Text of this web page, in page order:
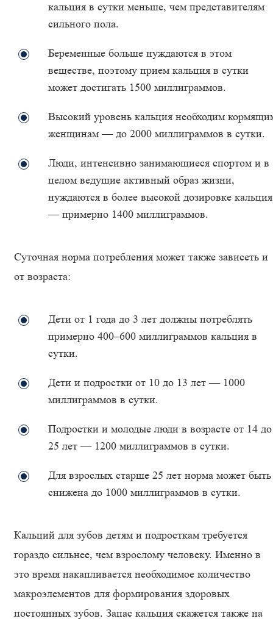
кальция в сутки меньше, чем представителям
сильного пола.
Беременные больше нуждаются в этом
веществе, поэтому прием кальция в сутки
может достигать 1500 миллиграммов.
Высокий уровень кальция необходим
женщинам — до 2000 миллиграммов в сутки.
Люди, интенсивно занимающиеся спортом и в
целом ведущие активный образ жизни,
нуждаются в более высокой дозировке кальция
— примерно 1400 миллиграммов.
Суточная норма потребления может также зависеть и
от возраста:
Дети от 1 года до 3 лет должны потреблять
примерно 400–600 миллиграммов кальция в
сутки.
Дети и подростки от 10 до 13 лет — 1000
миллиграммов в сутки.
Подростки и молодые люди в возрасте от 14 до
25 лет — 1200 миллиграммов в сутки.
Для взрослых старше 25 лет норма может быть
снижена до 1000 миллиграммов в сутки.
Кальций для зубов детям и подросткам требуется
гораздо сильнее, чем взрослому человеку. Именно в
это время накапливается необходимое количество
макроэлементов для формирования здоровых
постоянных зубов. Запас кальция скажется также на